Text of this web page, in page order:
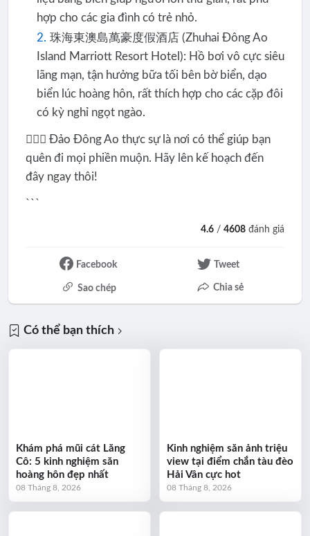
hợp cho các gia đình có trẻ nhỏ.
珠海東澳島萬豪度假酒店 (Zhuhai Đông Ao
Island Marriott Resort Hotel): Hồ bơi vô cực siêu
lãng mạn, tận hưởng bữa tối bên bờ biển, dạo
biển lúc hoàng hôn, rất thích hợp cho các cặp đôi
có kỳ nghỉ ngọt ngào.
🙋🏻‍♀️ Đảo Đông Ao thực sự là nơi có thể giúp bạn
quên đi mọi phiền muộn. Hãy lên kế hoạch đến
đây ngay thôi!
```
4.6 /4608 đánh giá
Facebook Tweet
Sao chép Chia sẻ
Có thể bạn thích
Khám phá mũi cát Lăng
Cô: 5 kinh nghiệm săn
hoàng hôn đẹp nhất
08 Tháng 8, 2026
Kinh nghiệm săn ảnh triệu
view tại điểm chắn tàu đèo
Hải Vân cực hot
08 Tháng 8, 2026